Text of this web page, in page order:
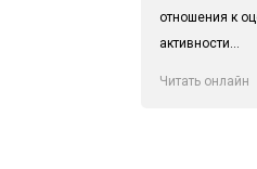
отношения к
активности...
Читать онлайн